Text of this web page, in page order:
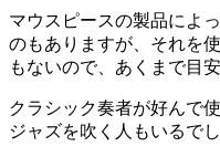
マウスピースの製品によ
のもありますが、それを
もないので、あくまで目安
クラシック奏者が好んで
ジャズを吹く人もいるでし